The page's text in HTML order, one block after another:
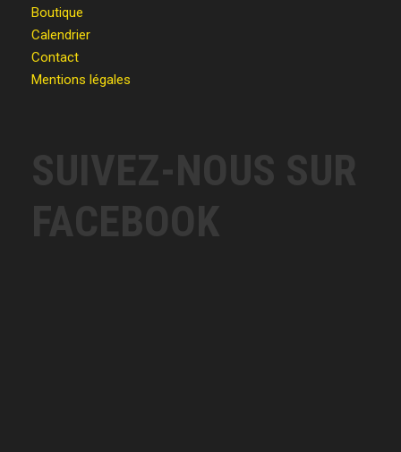
Boutique
Calendrier
Contact
Mentions légales
SUIVEZ-NOUS SUR
FACEBOOK